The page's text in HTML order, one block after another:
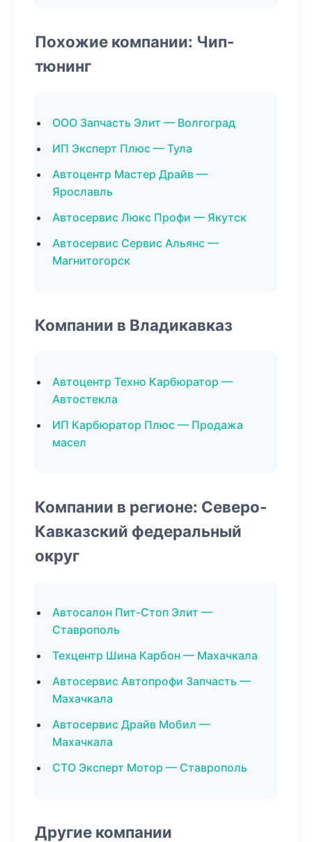
Похожие компании: Чип-
тюнинг
ООО Запчасть Элит — Волгоград
ИП Эксперт Плюс — Тула
Автоцентр Мастер Драйв —
Ярославль
Автосервис Люкс Профи — Якутск
Автосервис Сервис Альянс —
Магнитогорск
Компании в Владикавказ
Автоцентр Техно Карбюратор —
Автостекла
ИП Карбюратор Плюс — Продажа
масел
Компании в регионе: Северо-
Кавказский федеральный
округ
Автосалон Пит-Стоп Элит —
Ставрополь
Техцентр Шина Карбон — Махачкала
Автосервис Автопрофи Запчасть —
Махачкала
Автосервис Драйв Мобил —
Махачкала
СТО Эксперт Мотор — Ставрополь
Другие компании